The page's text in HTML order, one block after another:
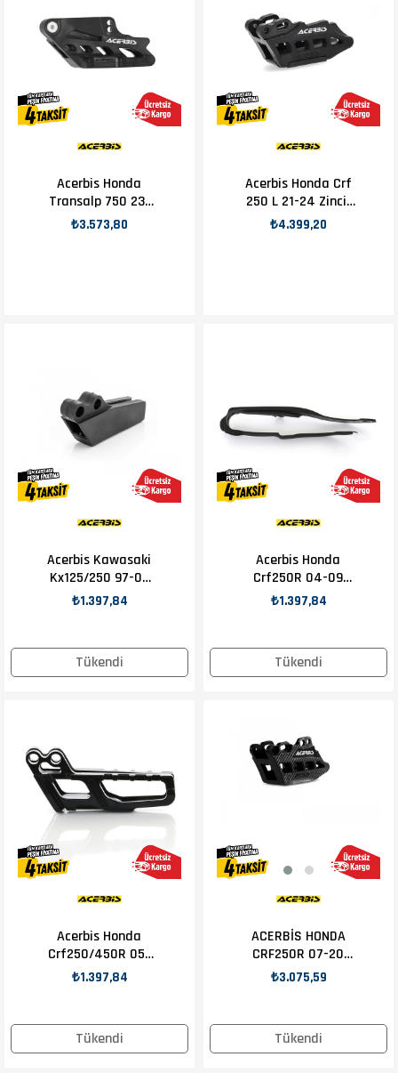
Acerbis Honda
Transalp 750 23-
24 Zincir Kılavuzu
₺3.573,80
Acerbis Honda Crf
250 L 21-24 Zincir
Kılavuzu Kırmızı
₺4.399,20
Tükendi
Acerbis Kawasaki
Kx125/250 97-02
Zincir Kılavuzu
₺1.397,84
Tükendi
Acerbis Honda
Crf250R 04-09
Zincir Slıder Siyah
₺1.397,84
Tükendi
Acerbis Honda
Crf250/450R 05-
06 Zincir Klavuzu
₺1.397,84
Tükendi
ACERBİS HONDA
CRF250R 07-20
ZİNCİR KILAVUZU
₺3.075,59